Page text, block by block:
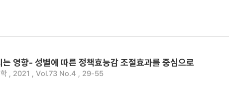
영향- 성별에 따른 정책효능감 조절효과를 중심으로
학 , 2021 , Vol.73 No.4 , 29-55